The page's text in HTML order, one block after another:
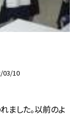
03/10
ました。以前のよ